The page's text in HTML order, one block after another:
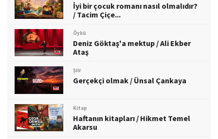
İyi bir çocuk romanı nasıl olmalıdır?
/ Tacim Çiçe...
Öykü
Deniz Göktaş'a mektup / Ali Ekber
Ataş
Şiir
Gerçekçi olmak / Ünsal Çankaya
Kitap
Haftanın kitapları / Hikmet Temel
Akarsu